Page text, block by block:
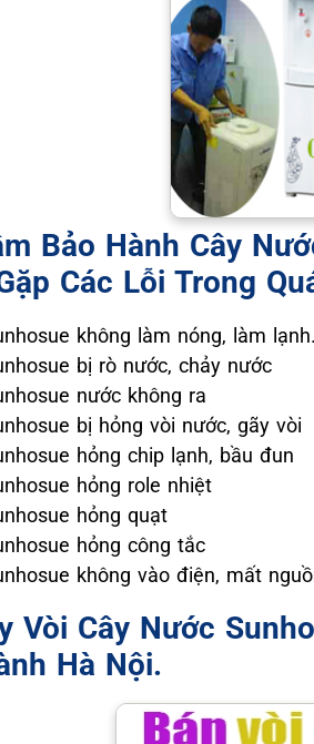
Bảo Hành Cây
Các Lỗi Trong
không làm nóng, làm lạnh.
bị rò nước, chảy nước
nước không ra
bị hỏng vòi nước, gãy vòi
hỏng chip lạnh, bầu đun
hỏng role nhiệt
hỏng quạt
hỏng công tắc
không vào điện, mất
Vòi Cây Nước
Hà Nội.